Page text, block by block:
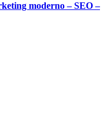
moderno – SEO –